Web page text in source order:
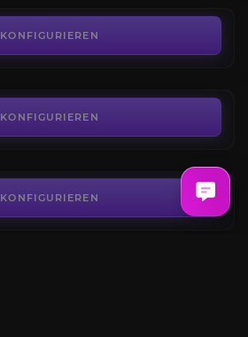
KONFIGURIEREN
KONFIGURIEREN
KONFIGURIEREN